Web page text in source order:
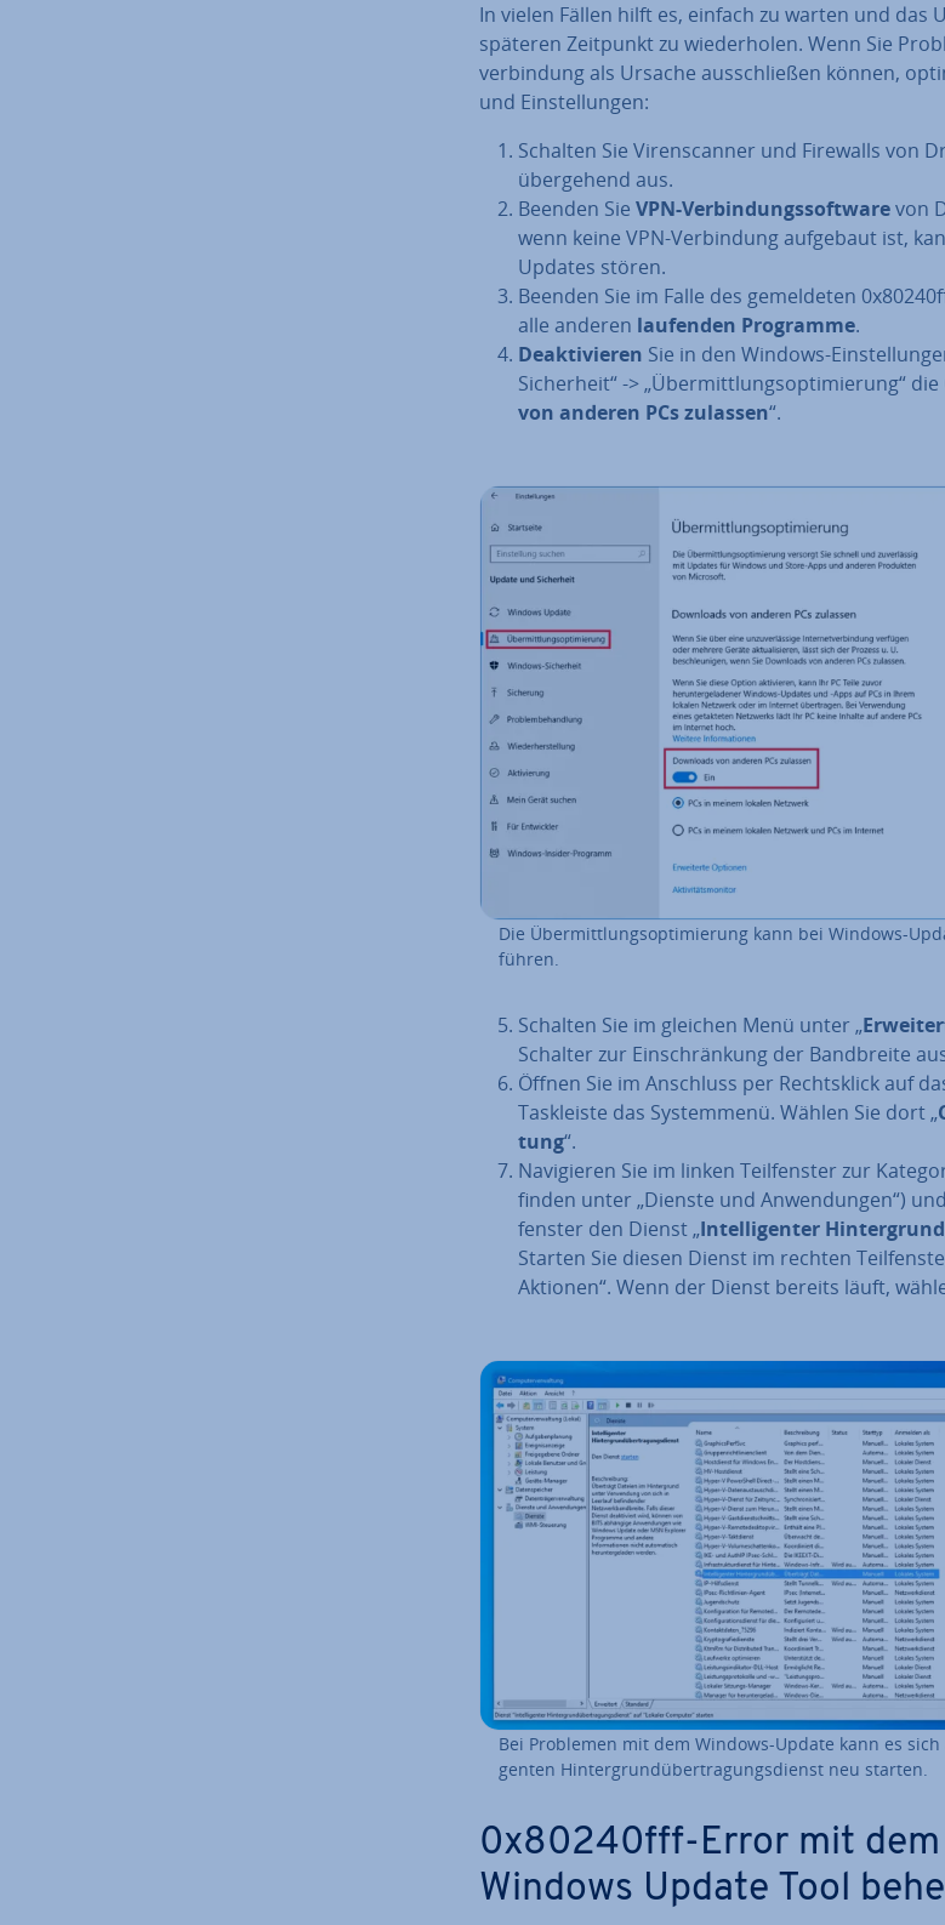
In vielen Fällen hilft es, einfach zu warten und das
späteren Zeitpunkt zu wie­der­ho­len. Wenn Sie
ver­bin­dung als Ursache aus­schlie­ßen können,
und Ein­stel­lun­gen:
Schalten Sie Vi­ren­scan­ner und Firewalls von
über­ge­hend aus.
Beenden Sie VPN-Ver­bin­dungs­soft­warevon
wenn keine VPN-Ver­bin­dung aufgebaut ist,
Updates stören.
Beenden Sie im Falle des ge­mel­de­ten
alle anderen laufenden Programme.
De­ak­ti­vie­ren Sie in den Windows-
Si­cher­heit“ -> „Über­mitt­lungs­op­ti­mie­rung“ die
von anderen PCs zulassen“.
Die Über­mitt­lungs­op­ti­mie­rung kann bei Windows-
führen.
Schalten Sie im gleichen Menü unter „
Schalter zur Ein­schrän­kung der Band­brei­te
Öffnen Sie im Anschluss per Rechts­klick auf
Task­leis­te das Sys­tem­me­nü. Wählen Sie dort „
tung“.
Na­vi­gie­ren Sie im linken Teil­fens­ter zur
finden unter „Dienste und An­wen­dun­gen“)
fens­ter den Dienst „In­tel­li­gen­ter
Starten Sie diesen Dienst im rechten
Aktionen“. Wenn der Dienst bereits läuft,
Bei Problemen mit dem Windows-Update kann es
gen­ten Hin­ter­grund­über­tra­gungs­dienst neu starten.
0x80240fff-Error mit dem
Windows Update Tool